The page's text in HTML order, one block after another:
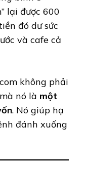
lại được 600
đó dư sức
và cafe cả
không phải
nó là một
. Nó giúp hạ
đánh xuống